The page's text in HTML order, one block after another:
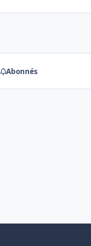
Abonnés